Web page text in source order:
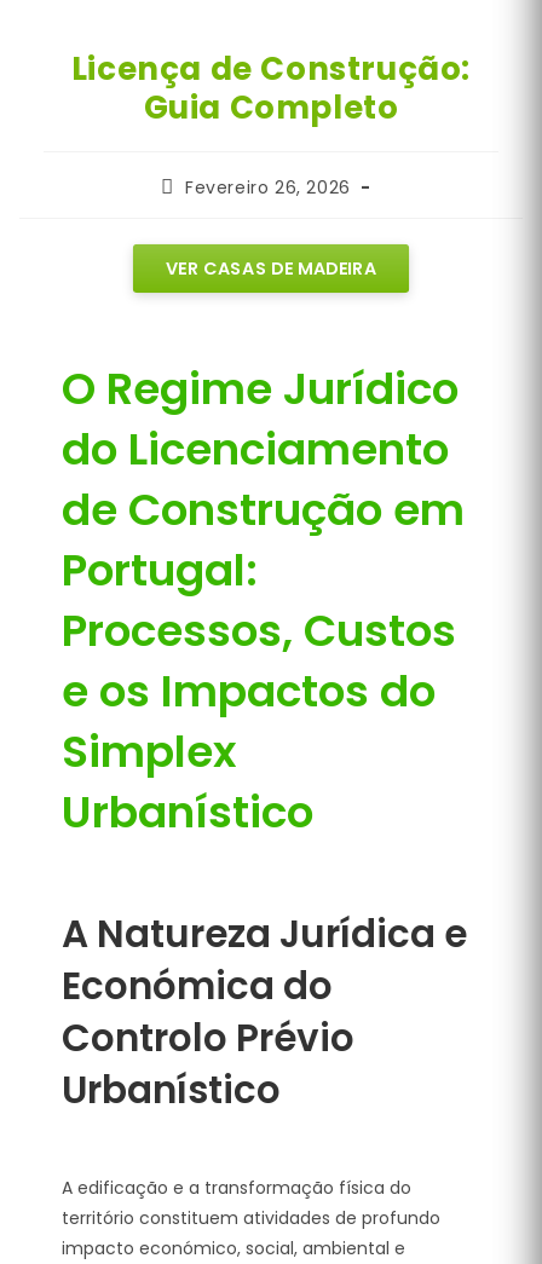
Licença de Construção:
Guia Completo
PostFevereiro 26, 2026
VER CASAS DE MADEIRA
O Regime Jurídico
do Licenciamento
de Construção em
Portugal:
Processos, Custos
e os Impactos do
Simplex
Urbanístico
A Natureza Jurídica e
Económica do
Controlo Prévio
Urbanístico
A edificação e a transformação física do
território constituem atividades de profundo
impacto económico, social, ambiental e